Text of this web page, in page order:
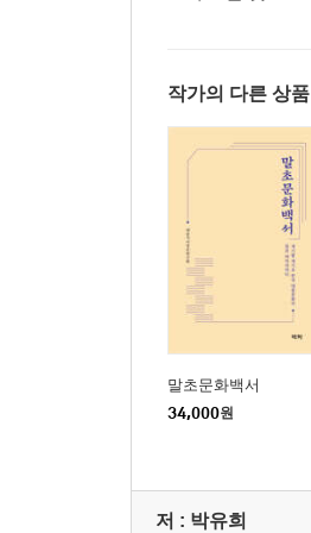
작가의 다른 상품
말초문화백서
34,000원
저 : 박유희